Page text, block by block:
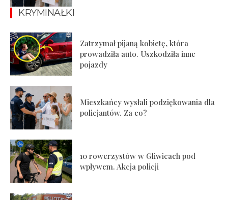
KRYMINAŁKI
Zatrzymał pijaną kobietę, która
prowadziła auto. Uszkodziła inne
pojazdy
Mieszkańcy wysłali podziękowania dla
policjantów. Za co?
10 rowerzystów w Gliwicach pod
wpływem. Akcja policji